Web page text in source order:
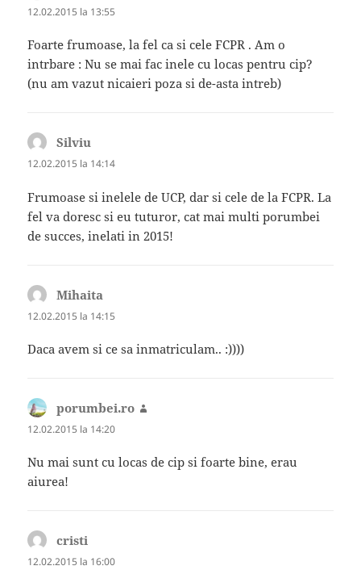
12.02.2015 la 13:55
Foarte frumoase, la fel ca si cele FCPR . Am o
intrbare : Nu se mai fac inele cu locas pentru cip?
(nu am vazut nicaieri poza si de-asta intreb)
Silviu
12.02.2015 la 14:14
Frumoase si inelele de UCP, dar si cele de la FCPR. La
fel va doresc si eu tuturor, cat mai multi porumbei
de succes, inelati in 2015!
Mihaita
12.02.2015 la 14:15
Daca avem si ce sa inmatriculam.. :))))
porumbei.ro
12.02.2015 la 14:20
Nu mai sunt cu locas de cip si foarte bine, erau
aiurea!
cristi
12.02.2015 la 16:00